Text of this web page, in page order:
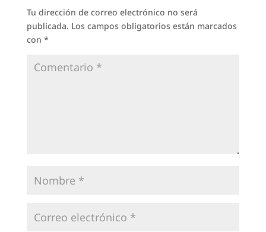
Tu dirección de correo electrónico no será
publicada. Los campos obligatorios están marcados
con *